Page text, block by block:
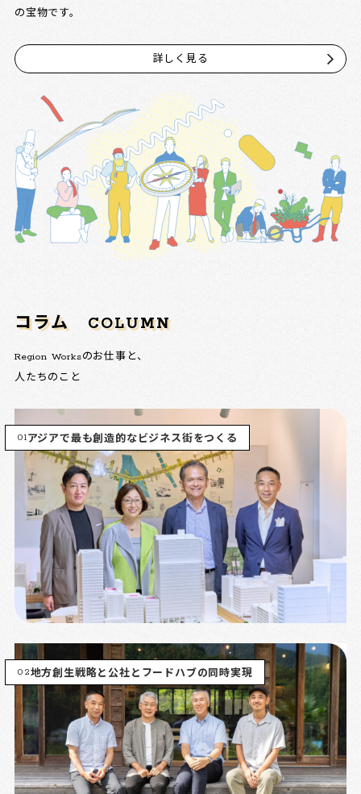
の宝物です。
詳しく見る
コラム COLUMN
Region Worksのお仕事と、
人たちのこと
01アジアで最も創造的なビジネス街をつくる
02地方創生戦略と公社とフードハブの同時実現